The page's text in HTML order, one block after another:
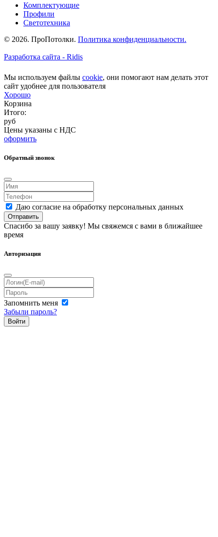
Комплектующие
Профили
Светотехника
© 2026. ПроПотолки. Политика конфиденциальности.
Разработка сайта - Ridis
Мы используем файлы cookie, они помогают нам делать этот
сайт удобнее для пользователя
Хорошо
Корзина
Итого:
руб
Цены указаны с НДС
оформить
Обратный звонок
Даю согласие на обработку персональных данных
Отправить
Спасибо за вашу заявку! Мы свяжемся с вами в ближайшее
время
Авторизация
Запомнить меня
Забыли пароль?
Войти